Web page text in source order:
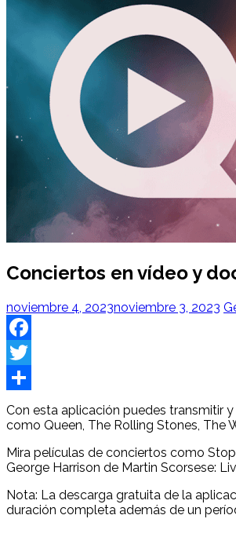
Conciertos en vídeo y
noviembre 4, 2023noviembre 3, 2023
Facebook
Twitter
Share
Con esta aplicación puedes transmitir
como Queen, The Rolling Stones, The
Mira películas de conciertos como
George Harrison de Martin Scorsese:
Nota: La descarga gratuita de la
duración completa además de un